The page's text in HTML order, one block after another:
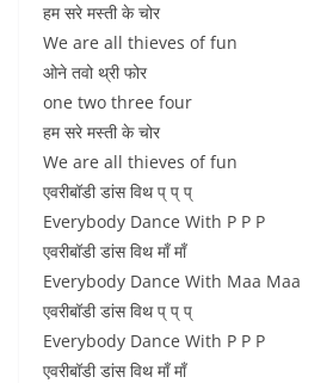
हम सरे मस्ती के चोर
We are all thieves of fun
ओने तवो थ्री फोर
one two three four
हम सरे मस्ती के चोर
We are all thieves of fun
एवरीबॉडी डांस विथ प् प् प्
Everybody Dance With P P P
एवरीबॉडी डांस विथ माँ माँ
Everybody Dance With Maa Maa
एवरीबॉडी डांस विथ प् प् प्
Everybody Dance With P P P
एवरीबॉडी डांस विथ माँ माँ